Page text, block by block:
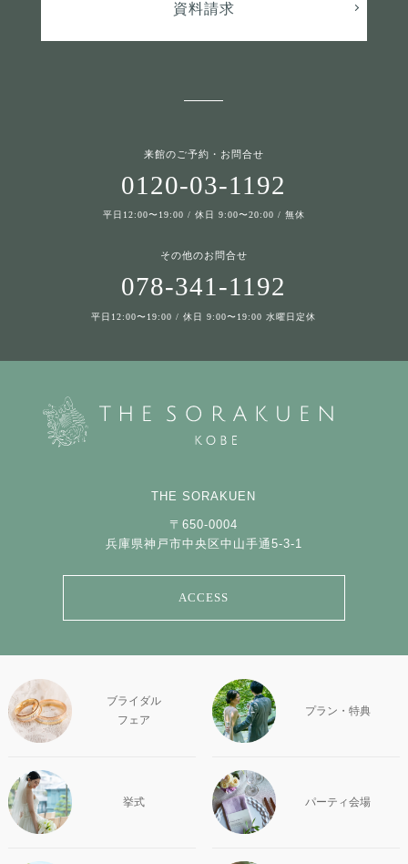
資料請求
来館のご予約・お問合せ
0120-03-1192
平日12:00〜19:00 / 休日 9:00〜20:00 / 無休
その他のお問合せ
078-341-1192
平日12:00〜19:00 / 休日 9:00〜19:00 水曜日定休
THE SORAKUEN
〒650-0004
兵庫県神戸市中央区中山手通5-3-1
ACCESS
ブライダル
フェア
プラン・特典
挙式 パーティ会場